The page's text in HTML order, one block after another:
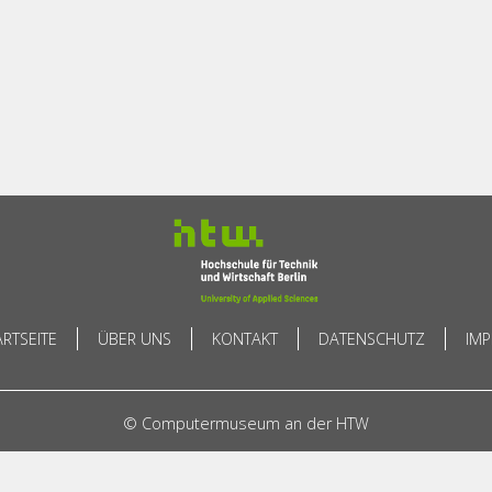
ÜBER UNS KONTAKT DATENSCHUTZ
© Computermuseum an der HTW